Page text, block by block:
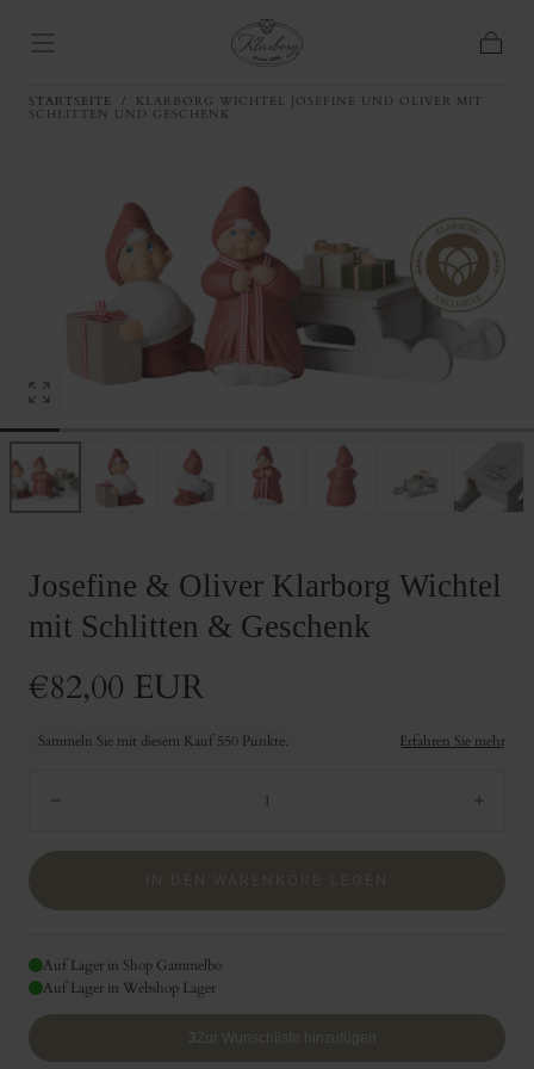
Media
0
in
modalem
Fenster
STARTSEITE / KLARBORG WICHTEL JOSEFINE UND OLIVER MIT
SCHLITTEN UND GESCHENK
Josefine & Oliver Klarborg Wichtel
mit Schlitten & Geschenk
Regulärer
Preis
€82,00 EUR
Auf Lager in Shop Gammelbo
Auf Lager in Webshop Lager